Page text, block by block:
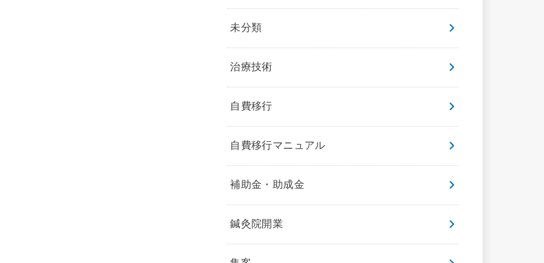
未分類
治療技術
自費移行
自費移行マニュアル
補助金・助成金
鍼灸院開業